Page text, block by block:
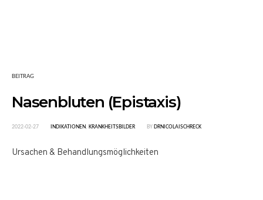
BEITRAG
Nasenbluten (Epistaxis)
2022-02-27 INDIKATIONEN, KRANKHEITSBILDER BY DRNICOLAISCHRECK
Ursachen & Behandlungsmöglichkeiten